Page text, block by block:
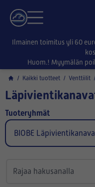
Ilmainen toimitus yli 60
Huom.! Myymälän
/ Kaikki tuotteet / Venttiilit
Tuoteryhmät
BIOBE